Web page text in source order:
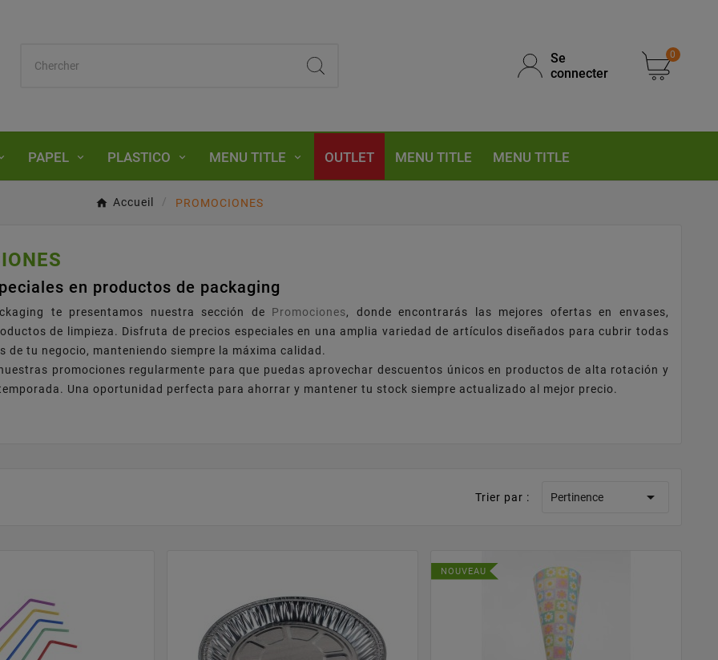
Se
connecter
0
PAPEL PLASTICO MENU TITLE OUTLET MENU TITLE MENU TITLE
Accueil PROMOCIONES
en productos de packaging
te presentamos nuestra sección de Promociones, donde encontrarás las mejores ofertas en envases,
de limpieza. Disfruta de precios especiales en una amplia variedad de artículos diseñados para cubrir todas
de tu negocio, manteniendo siempre la máxima calidad.
promociones regularmente para que puedas aprovechar descuentos únicos en productos de alta rotación y
Una oportunidad perfecta para ahorrar y mantener tu stock siempre actualizado al mejor precio.
Trier par : Pertinence 
NOUVEAU